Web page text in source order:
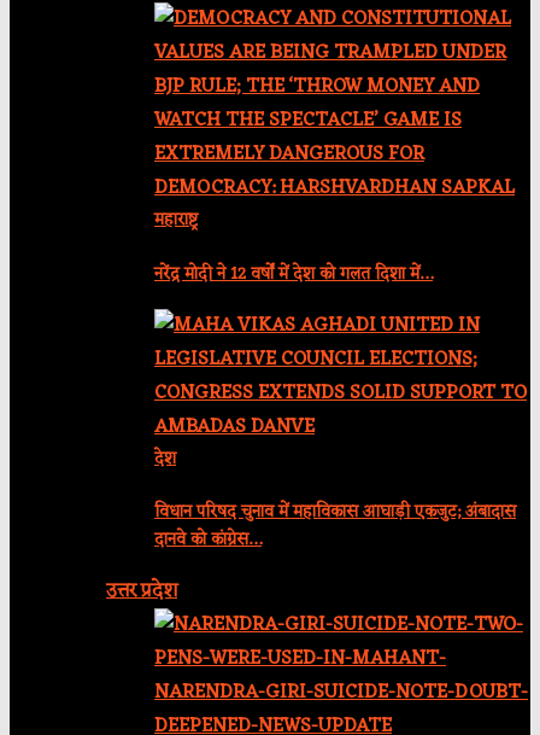
महाराष्ट्र
नरेंद्र मोदी ने 12 वर्षों में देश को गलत दिशा में…
देश
विधान परिषद चुनाव में महाविकास आघाड़ी एकजुट; अंबादास
दानवे को कांग्रेस…
उत्तर प्रदेश